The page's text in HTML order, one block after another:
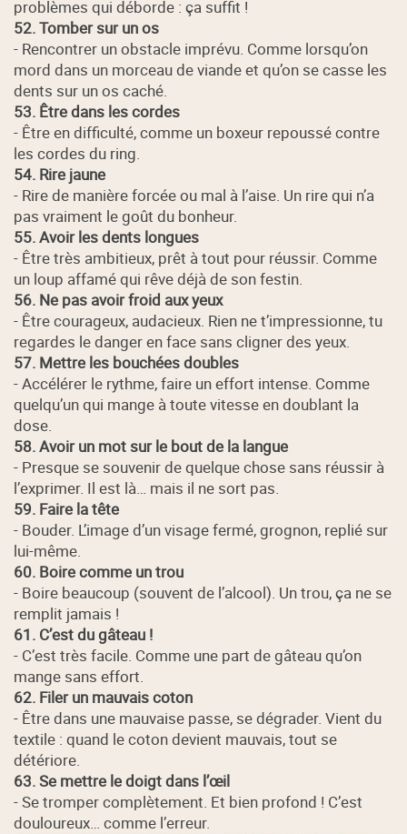
problèmes qui déborde : ça suffit !
52. Tomber sur un os
- Rencontrer un obstacle imprévu. Comme lorsqu’on
mord dans un morceau de viande et qu’on se casse les
dents sur un os caché.
53. Être dans les cordes
- Être en difficulté, comme un boxeur repoussé contre
les cordes du ring.
54. Rire jaune
- Rire de manière forcée ou mal à l’aise. Un rire qui n’a
pas vraiment le goût du bonheur.
55. Avoir les dents longues
- Être très ambitieux, prêt à tout pour réussir. Comme
un loup affamé qui rêve déjà de son festin.
56. Ne pas avoir froid aux yeux
- Être courageux, audacieux. Rien ne t’impressionne, tu
regardes le danger en face sans cligner des yeux.
57. Mettre les bouchées doubles
- Accélérer le rythme, faire un effort intense. Comme
quelqu’un qui mange à toute vitesse en doublant la
dose.
58. Avoir un mot sur le bout de la langue
- Presque se souvenir de quelque chose sans réussir à
l’exprimer. Il est là… mais il ne sort pas.
59. Faire la tête
- Bouder. L’image d’un visage fermé, grognon, replié sur
lui-même.
60. Boire comme un trou
- Boire beaucoup (souvent de l’alcool). Un trou, ça ne se
remplit jamais !
61. C’est du gâteau !
- C’est très facile. Comme une part de gâteau qu’on
mange sans effort.
62. Filer un mauvais coton
- Être dans une mauvaise passe, se dégrader. Vient du
textile : quand le coton devient mauvais, tout se
détériore.
63. Se mettre le doigt dans l’œil
- Se tromper complètement. Et bien profond ! C’est
douloureux… comme l’erreur.